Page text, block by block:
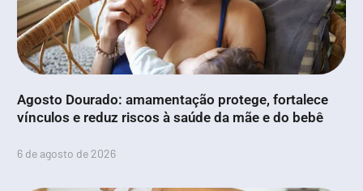
Agosto Dourado: amamentação protege, fortalece
vínculos e reduz riscos à saúde da mãe e do bebê
6 de agosto de 2026